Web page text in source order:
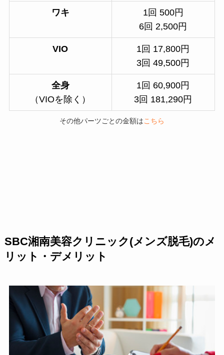
ワキ
1回 500円
6回 2,500円
VIO
1回 17,800円
3回 49,500円
全身
（VIOを除く）
1回 60,900円
3回 181,290円
その他パーツごとの金額はこちら
SBC湘南美容クリニック(メンズ脱毛)のメ
リット・デメリット